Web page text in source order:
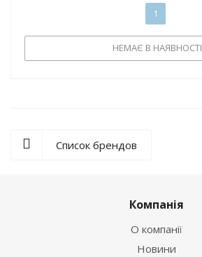
1
НЕМАЄ В НАЯВНОСТІ
Список брендов
Компанія
О компанії
Новини